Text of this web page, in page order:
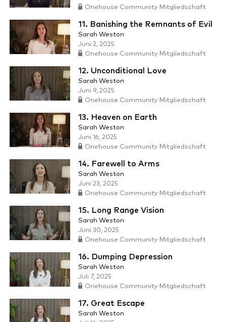
Onehouse Community Mitgliedschaft
11. Banishing the Remnants of Evil
Sarah Weston
Juni 2, 2025
Onehouse Community Mitgliedschaft
12. Unconditional Love
Sarah Weston
Juni 9, 2025
Onehouse Community Mitgliedschaft
13. Heaven on Earth
Sarah Weston
Juni 16, 2025
Onehouse Community Mitgliedschaft
14. Farewell to Arms
Sarah Weston
Juni 23, 2025
Onehouse Community Mitgliedschaft
15. Long Range Vision
Sarah Weston
Juni 30, 2025
Onehouse Community Mitgliedschaft
16. Dumping Depression
Sarah Weston
Juli 7, 2025
Onehouse Community Mitgliedschaft
17. Great Escape
Sarah Weston